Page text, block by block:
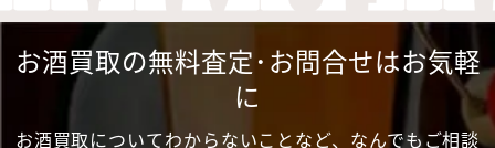
お酒買取の無料査定･お問合せはお気軽
に
お酒買取についてわからないことなど、なんでもご相談